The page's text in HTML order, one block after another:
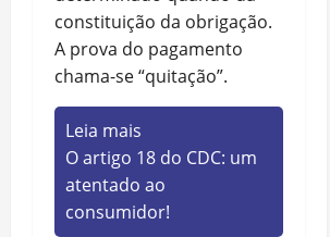
constituição da obrigação.
A prova do pagamento
chama-se “quitação”.
Leia mais
O artigo 18 do CDC: um
atentado ao
consumidor!